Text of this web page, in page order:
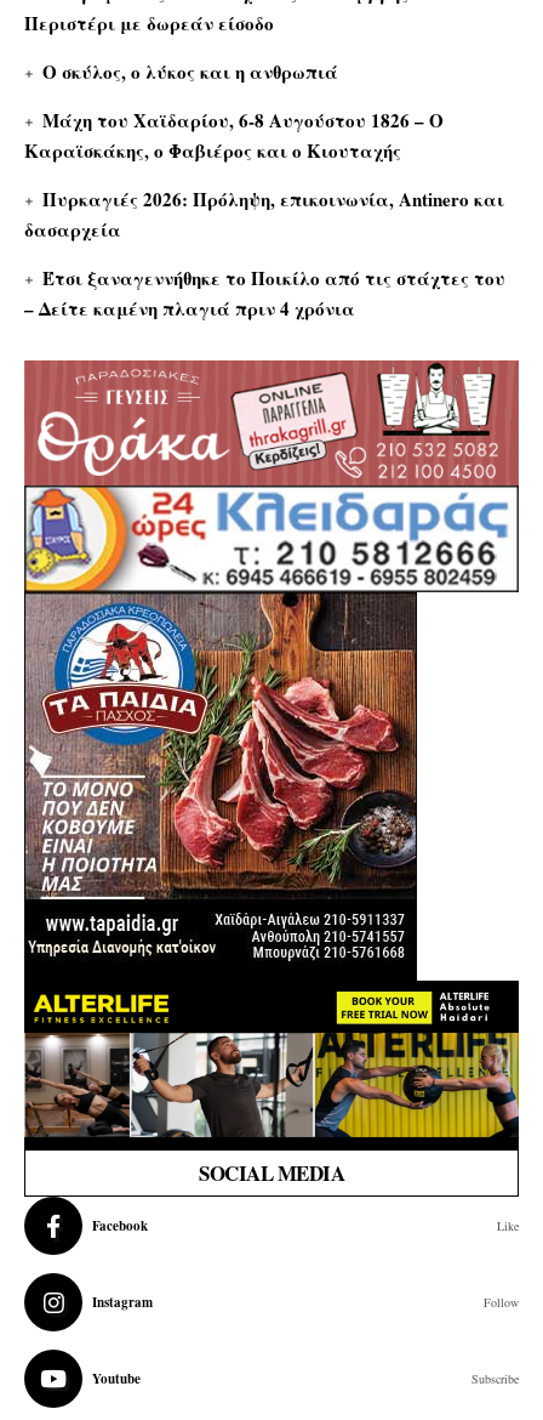
Περιστέρι με δωρεάν είσοδο
Ο σκύλος, ο λύκος και η ανθρωπιά
Μάχη του Χαϊδαρίου, 6-8 Αυγούστου 1826 – Ο
Καραϊσκάκης, ο Φαβιέρος και ο Κιουταχής
Πυρκαγιές 2026: Πρόληψη, επικοινωνία, Antinero και
δασαρχεία
Έτσι ξαναγεννήθηκε το Ποικίλο από τις στάχτες του
– Δείτε καμένη πλαγιά πριν 4 χρόνια
SOCIAL MEDIA
Facebook Like
Instagram Follow
Youtube Subscribe